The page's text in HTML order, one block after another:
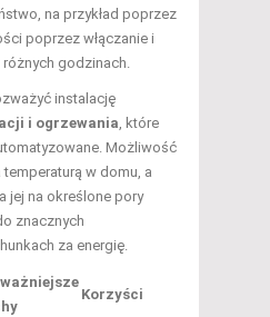
na przykład poprzez
poprzez włączanie i
różnych godzinach.
instalację
i ogrzewania, które
Możliwość
w domu, a
jej na określone pory
znacznych
za energię.
Korzyści